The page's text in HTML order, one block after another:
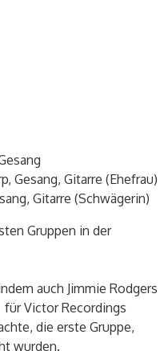
Gesang, Gitarre (Ehefrau)
Gitarre (Schwägerin)
Gruppen in der
auch Jimmie Rodgers
Victor Recordings
die erste Gruppe,
wurden.